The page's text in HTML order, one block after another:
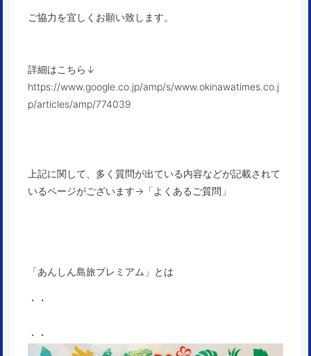
ご協力を宜しくお願い致します。
詳細はこちら↓
https://www.google.co.jp/amp/s/www.okinawatimes.co.j
p/articles/amp/774039
上記に関して、多く質問が出ている内容などが記載されて
いるページがございます→ 「よくあるご質問」
「あんしん島旅プレミアム」とは
・・
・・